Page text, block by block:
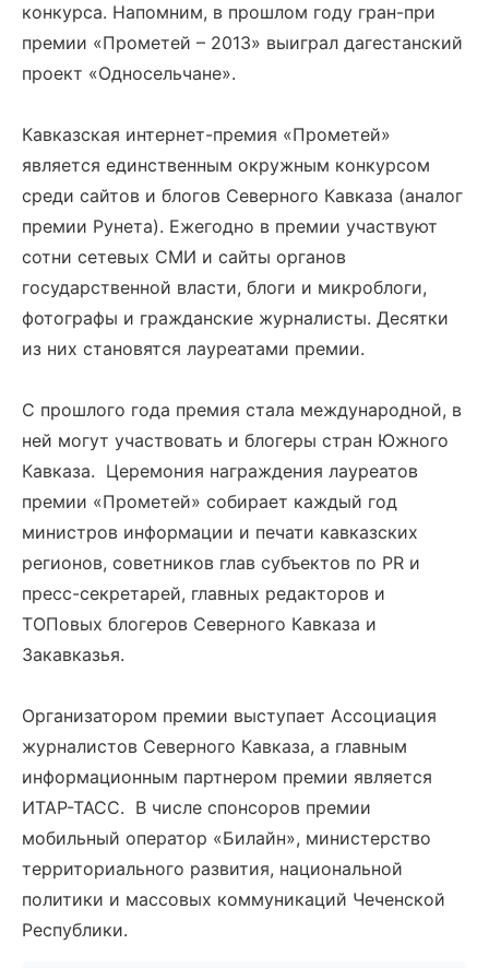
конкурса. Напомним, в прошлом году гран-при
премии «Прометей – 2013» выиграл дагестанский
проект «Односельчане».
Кавказская интернет-премия «Прометей»
является единственным окружным конкурсом
среди сайтов и блогов Северного Кавказа (аналог
премии Рунета). Ежегодно в премии участвуют
сотни сетевых СМИ и сайты органов
государственной власти, блоги и микроблоги,
фотографы и гражданские журналисты. Десятки
из них становятся лауреатами премии.
С прошлого года премия стала международной, в
ней могут участвовать и блогеры стран Южного
Кавказа. Церемония награждения лауреатов
премии «Прометей» собирает каждый год
министров информации и печати кавказских
регионов, советников глав субъектов по PR и
пресс-секретарей, главных редакторов и
ТОПовых блогеров Северного Кавказа и
Закавказья.
Организатором премии выступает Ассоциация
журналистов Северного Кавказа, а главным
информационным партнером премии является
ИТАР-ТАСС. В числе спонсоров премии
мобильный оператор «Билайн», министерство
территориального развития, национальной
политики и массовых коммуникаций Чеченской
Республики.